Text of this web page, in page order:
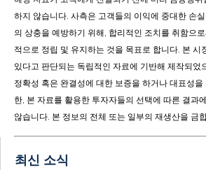
하지 않습니다. 사측은 고객들의 이익에 중대한 손
의 상충을 예방하기 위해, 합리적인 조치를 취함으
적으로 정립 및 유지하는 것을 목표로 합니다. 본 시
있다고 판단되는 독립적인 자료에 기반해 제작되었
정확성 혹은 완결성에 대한 보증을 하거나 대표성
한, 본 자료를 활용한 투자자들의 선택에 따른 결과
않습니다. 본 정보의 전체 또는 일부의 재생산을 금
최신 소식